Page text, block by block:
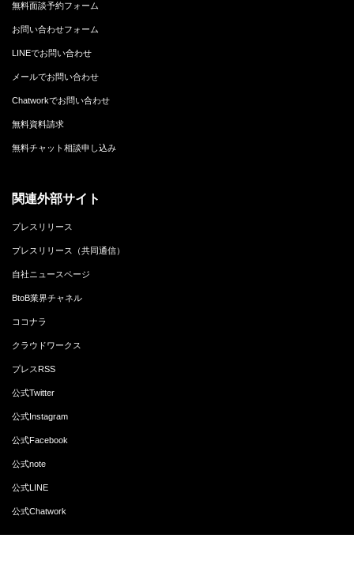
無料面談予約フォーム
お問い合わせフォーム
LINEでお問い合わせ
メールでお問い合わせ
Chatworkでお問い合わせ
無料資料請求
無料チャット相談申し込み
関連外部サイト
プレスリリース
プレスリリース（共同通信）
自社ニュースページ
BtoB業界チャネル
ココナラ
クラウドワークス
プレスRSS
公式Twitter
公式Instagram
公式Facebook
公式note
公式LINE
公式Chatwork